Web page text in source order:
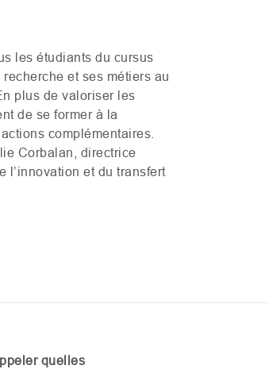
les étudiants du cursus
et ses métiers au
plus de valoriser les
de se former à la
complémentaires.
Corbalan, directrice
l’innovation et du transfert
quelles